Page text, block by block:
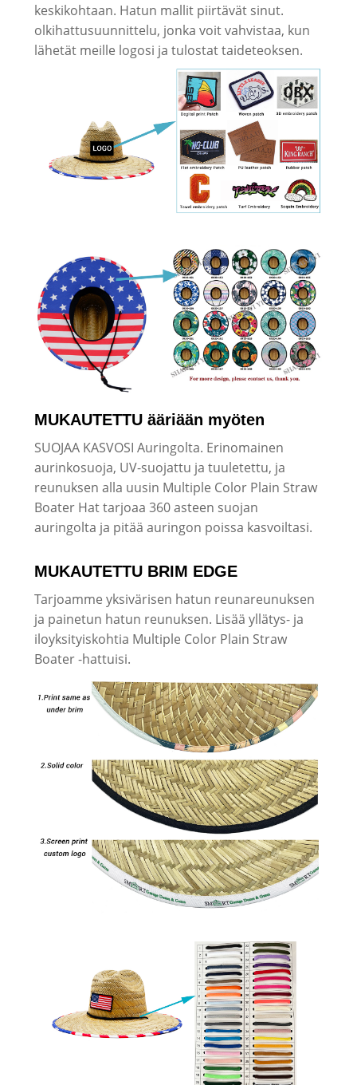
keskikohtaan. Hatun mallit piirtävät sinut.
olkihattusuunnittelu, jonka voit vahvistaa, kun
lähetät meille logosi ja tulostat taideteoksen.
MUKAUTETTU ääriään myöten
SUOJAA KASVOSI Auringolta. Erinomainen
aurinkosuoja, UV-suojattu ja tuuletettu, ja
reunuksen alla uusin Multiple Color Plain Straw
Boater Hat tarjoaa 360 asteen suojan
auringolta ja pitää auringon poissa kasvoiltasi.
MUKAUTETTU BRIM EDGE
Tarjoamme yksivärisen hatun reunareunuksen
ja painetun hatun reunuksen. Lisää yllätys- ja
iloyksityiskohtia Multiple Color Plain Straw
Boater -hattuisi.